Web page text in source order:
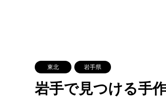
東北 岩手県
岩手で見つける手